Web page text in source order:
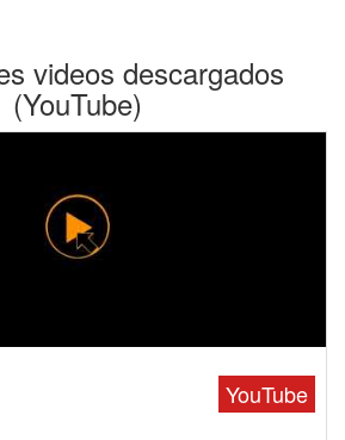
videos descargados
(YouTube)
YouTube